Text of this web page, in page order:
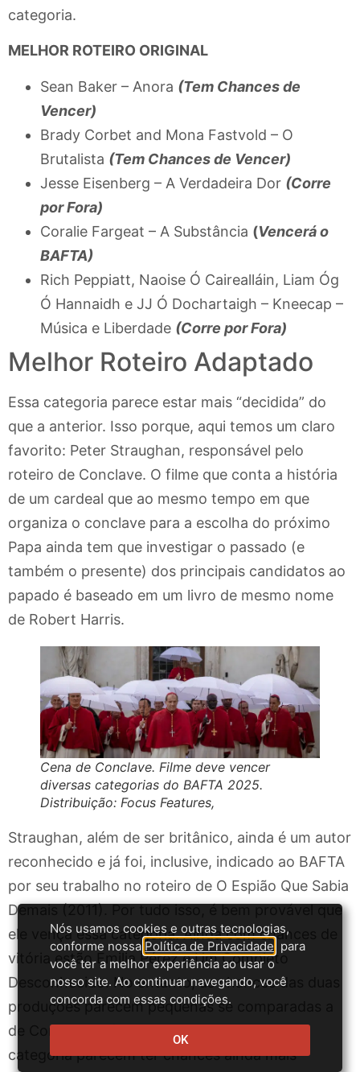
categoria.
MELHOR ROTEIRO ORIGINAL
Sean Baker – Anora (Tem Chances de
Vencer)
Brady Corbet and Mona Fastvold – O
Brutalista (Tem Chances de Vencer)
Jesse Eisenberg – A Verdadeira Dor (Corre
por Fora)
Coralie Fargeat – A Substância (Vencerá o
BAFTA)
Rich Peppiatt, Naoise Ó Cairealláin, Liam Óg
Ó Hannaidh e JJ Ó Dochartaigh – Kneecap –
Música e Liberdade (Corre por Fora)
Melhor Roteiro Adaptado
Essa categoria parece estar mais “decidida” do
que a anterior. Isso porque, aqui temos um claro
favorito: Peter Straughan, responsável pelo
roteiro de Conclave. O filme que conta a história
de um cardeal que ao mesmo tempo em que
organiza o conclave para a escolha do próximo
Papa ainda tem que investigar o passado (e
também o presente) dos principais candidatos ao
papado é baseado em um livro de mesmo nome
de Robert Harris.
Cena de Conclave. Filme deve vencer
diversas categorias do BAFTA 2025.
Distribuição: Focus Features,
Straughan, além de ser britânico, ainda é um autor
reconhecido e já foi, inclusive, indicado ao BAFTA
por seu trabalho no roteiro de O Espião Que Sabia
Demais (2011). Por tudo isso, é bem provável que
ele vença essa categoria. Ainda com chances de
vitória estão Emilia Pérez e Um Completo
Desconhecido. No entanto, as chances das duas
produções parecem pequenas se comparadas a
de Conclave. Já os outros indicados nessa
categoria parecem ter chances ainda mais
Nós usamos cookies e outras tecnologias,
conforme nossa Política de Privacidade , para
você ter a melhor experiência ao usar o
nosso site. Ao continuar navegando, você
concorda com essas condições.
OK